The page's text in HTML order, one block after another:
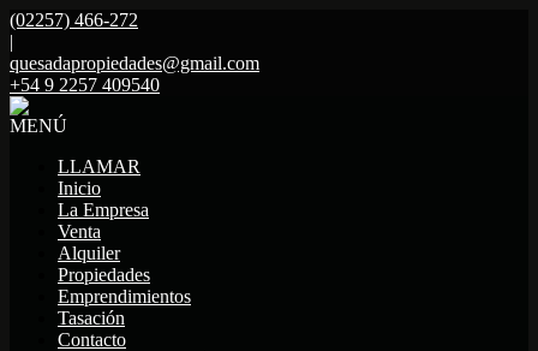
(02257) 466-272
|
quesadapropiedades@gmail.com
+54 9 2257 409540
MENÚ
LLAMAR
Inicio
La Empresa
Venta
Alquiler
Propiedades
Emprendimientos
Tasación
Contacto